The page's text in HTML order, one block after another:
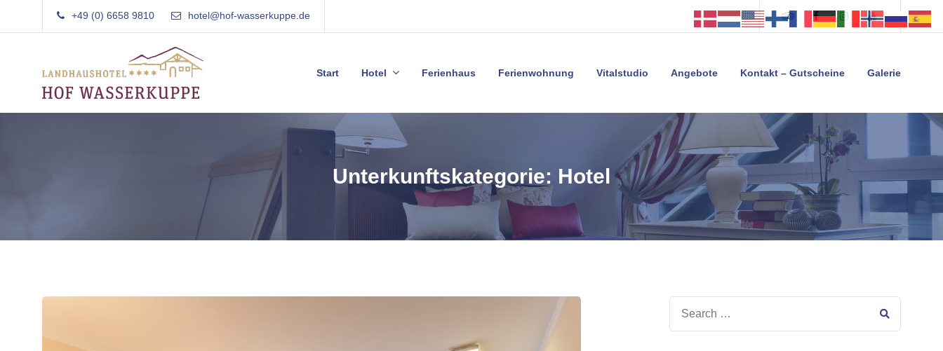
+49 (0) 6658 9810 hotel@hof-wasserkuppe.de Tripadvisor
FacebookInstagramYoutube
Landhaushotel Garni
Hof Wasserkuppe
Rhön
Familiär
geführtes
Landhaushotel
Start Hotel Ferienhaus Ferienwohnung Vitalstudio Angebote Kontakt – Gutscheine Galerie
Unterkunftskategorie: Hotel